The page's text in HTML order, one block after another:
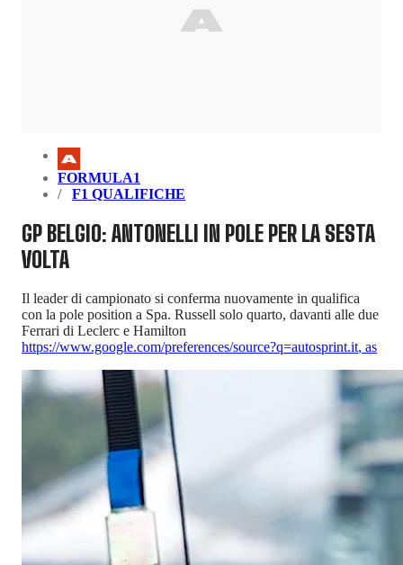
FORMULA1
F1 QUALIFICHE
GP BELGIO: ANTONELLI IN POLE PER LA SESTA
VOLTA
Il leader di campionato si conferma nuovamente in qualifica
con la pole position a Spa. Russell solo quarto, davanti alle due
Ferrari di Leclerc e Hamilton
https://www.google.com/preferences/source?q=autosprint.it, as